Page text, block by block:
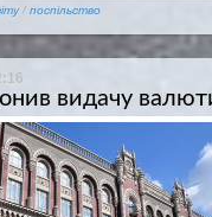
/ поспільство
видачу